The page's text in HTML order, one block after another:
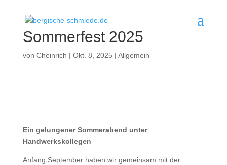
Sommerfest 2025
von Cheinrich | Okt. 8, 2025 | Allgemein
Ein gelungener Sommerabend unter
Handwerkskollegen
Anfang September haben wir gemeinsam mit der